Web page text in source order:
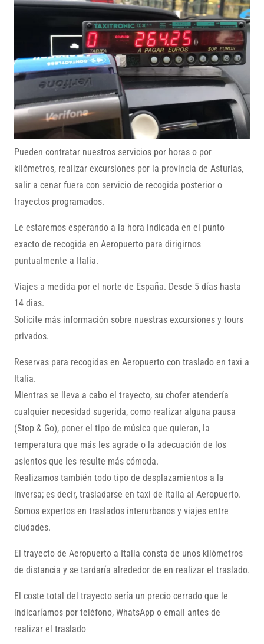
Pueden contratar nuestros servicios por horas o por
kilómetros, realizar excursiones por la provincia de Asturias,
salir a cenar fuera con servicio de recogida posterior o
trayectos programados.
Le estaremos esperando a la hora indicada en el punto
exacto de recogida en Aeropuerto para dirigirnos
puntualmente a Italia.
Viajes a medida por el norte de España. Desde 5 días hasta
14 dìas.
Solicite más información sobre nuestras excursiones y tours
privados.
Reservas para recogidas en Aeropuerto con traslado en taxi a
Italia.
Mientras se lleva a cabo el trayecto, su chofer atendería
cualquier necesidad sugerida, como realizar alguna pausa
(Stop & Go), poner el tipo de música que quieran, la
temperatura que más les agrade o la adecuación de los
asientos que les resulte más cómoda.
Realizamos también todo tipo de desplazamientos a la
inversa; es decir, trasladarse en taxi de Italia al Aeropuerto.
Somos expertos en traslados interurbanos y viajes entre
ciudades.
El trayecto de Aeropuerto a Italia consta de unos kilómetros
de distancia y se tardaría alrededor de en realizar el traslado.
El coste total del trayecto sería un precio cerrado que le
indicaríamos por teléfono, WhatsApp o email antes de
realizar el traslado